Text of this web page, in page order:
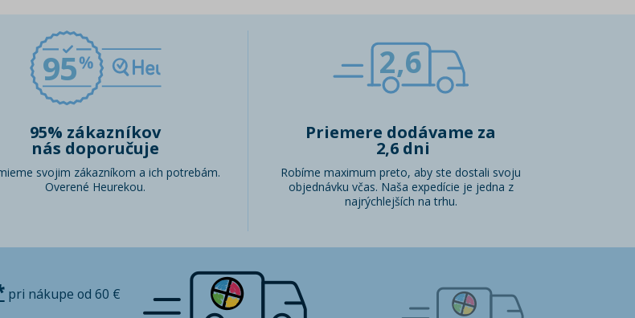
95
95% zákazníkov
nás doporučuje
svojim zákazníkom a ich potrebám.
Overené Heurekou.
2,6
Priemere dodávame za
2,6 dni
Robíme maximum preto, aby ste dostali svoju
objednávku včas. Naša expedície je jedna z
najrýchlejších na trhu.
pri nákupe od 60 €